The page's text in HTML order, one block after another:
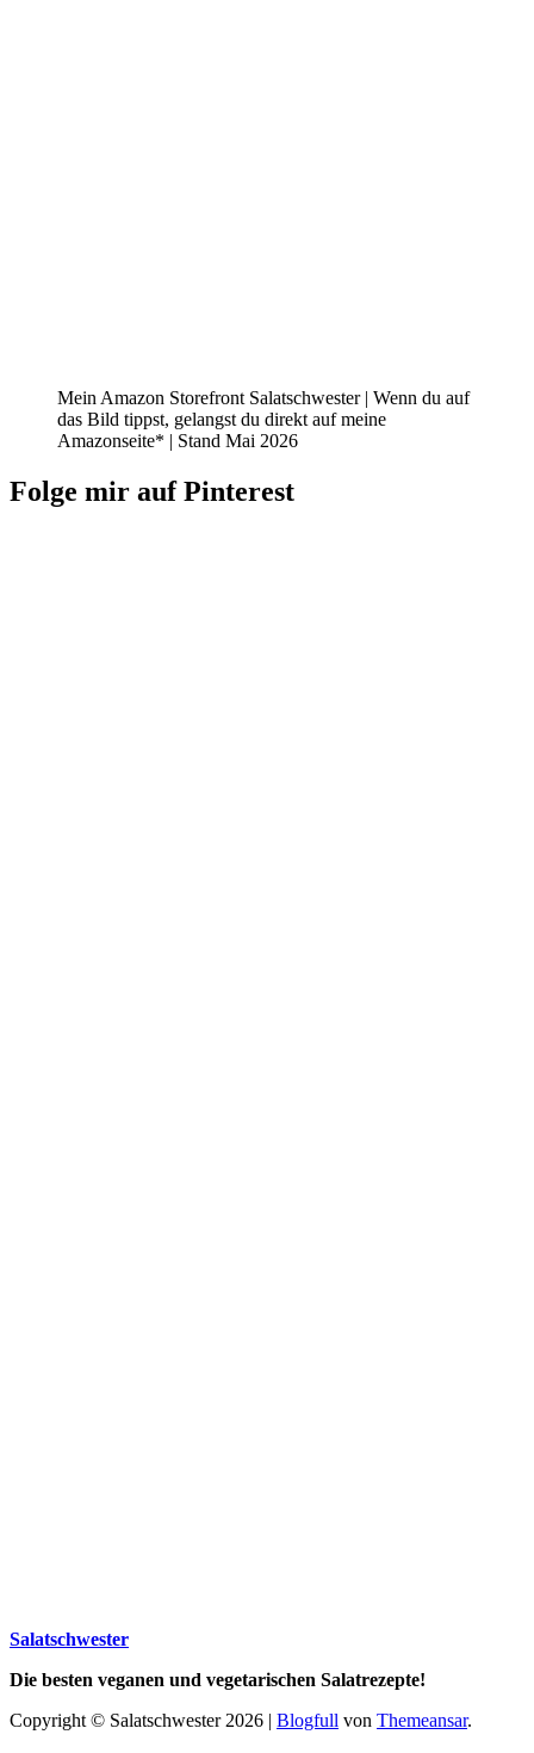
Mein Amazon Storefront Salatschwester | Wenn du auf
das Bild tippst, gelangst du direkt auf meine
Amazonseite* | Stand Mai 2026
Folge mir auf Pinterest
Salatschwester
Die besten veganen und vegetarischen Salatrezepte!
Copyright © Salatschwester 2026 | Blogfull von Themeansar.